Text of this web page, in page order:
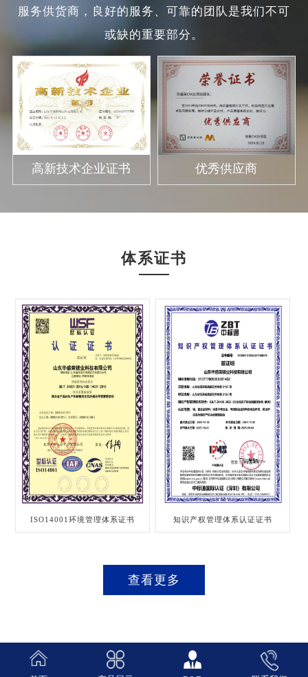
服务供货商，良好的服务、可靠的团队是我们不可
或缺的重要部分。
高新技术企业证书 优秀供应商
体系证书
ISO14001环境管理体系证书 知识产权管理体系认证证书
查看更多